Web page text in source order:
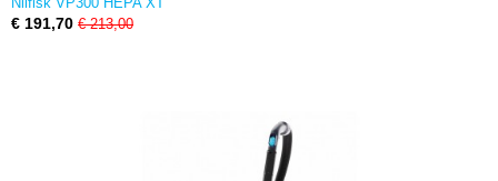
€ 191,70 € 213,00